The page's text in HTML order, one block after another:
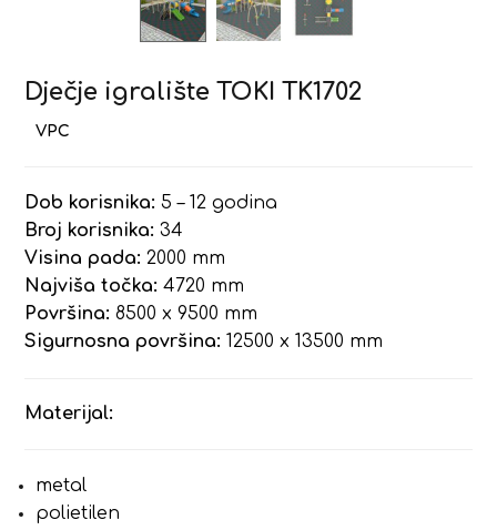
Dječje igralište TOKI TK1702
Dob korisnika: 5 – 12 godina
Broj korisnika: 34
Visina pada: 2000 mm
Najviša točka: 4720 mm
Površina: 8500 x 9500 mm
Sigurnosna površina: 12500 x 13500 mm
Materijal:
metal
polietilen